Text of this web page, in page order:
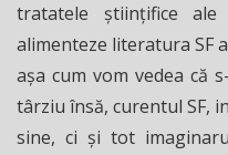
tratatele ştiinţifice
alimenteze literatura SF
aşa cum vom vedea că
târziu însă, curentul SF,
sine, ci şi tot